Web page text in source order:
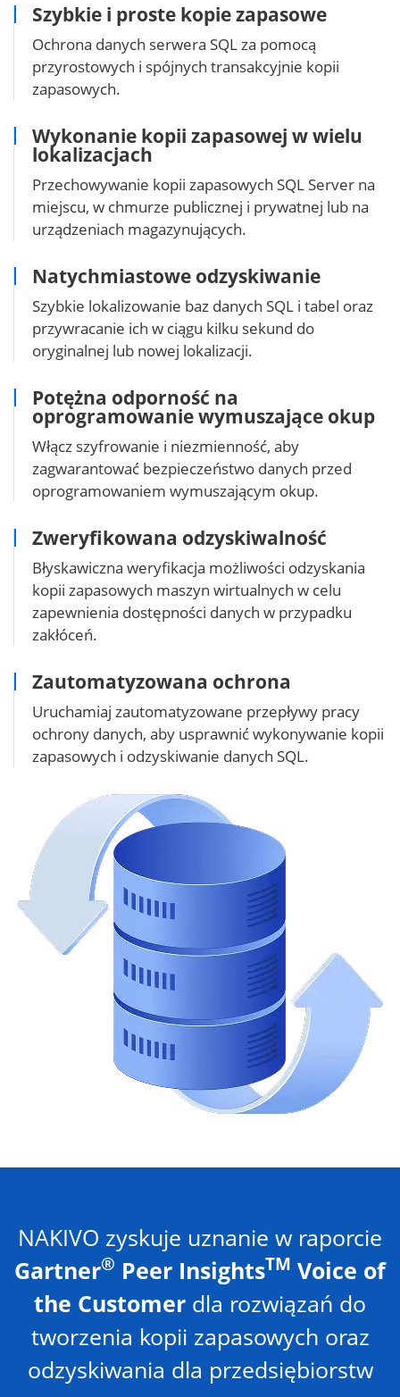
Szybkie i proste kopie zapasowe
Ochrona danych serwera SQL za pomocą
przyrostowych i spójnych transakcyjnie kopii
zapasowych.
Wykonanie kopii zapasowej w wielu
lokalizacjach
Przechowywanie kopii zapasowych SQL Server na
miejscu, w chmurze publicznej i prywatnej lub na
urządzeniach magazynujących.
Natychmiastowe odzyskiwanie
Szybkie lokalizowanie baz danych SQL i tabel oraz
przywracanie ich w ciągu kilku sekund do
oryginalnej lub nowej lokalizacji.
Potężna odporność na
oprogramowanie wymuszające okup
Włącz szyfrowanie i niezmienność, aby
zagwarantować bezpieczeństwo danych przed
oprogramowaniem wymuszającym okup.
Zweryfikowana odzyskiwalność
Błyskawiczna weryfikacja możliwości odzyskania
kopii zapasowych maszyn wirtualnych w celu
zapewnienia dostępności danych w przypadku
zakłóceń.
Zautomatyzowana ochrona
Uruchamiaj zautomatyzowane przepływy pracy
ochrony danych, aby usprawnić wykonywanie kopii
zapasowych i odzyskiwanie danych SQL.
NAKIVO zyskuje uznanie w raporcie
Gartner® Peer InsightsTM Voice of
the Customer dla rozwiązań do
tworzenia kopii zapasowych oraz
odzyskiwania dla przedsiębiorstw